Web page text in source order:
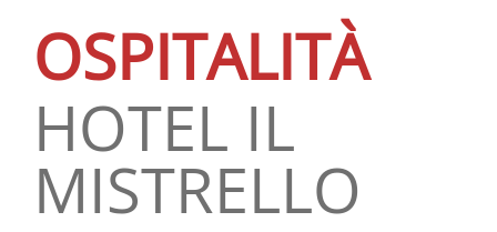
OSPITALITÀ
HOTEL IL
MISTRELLO